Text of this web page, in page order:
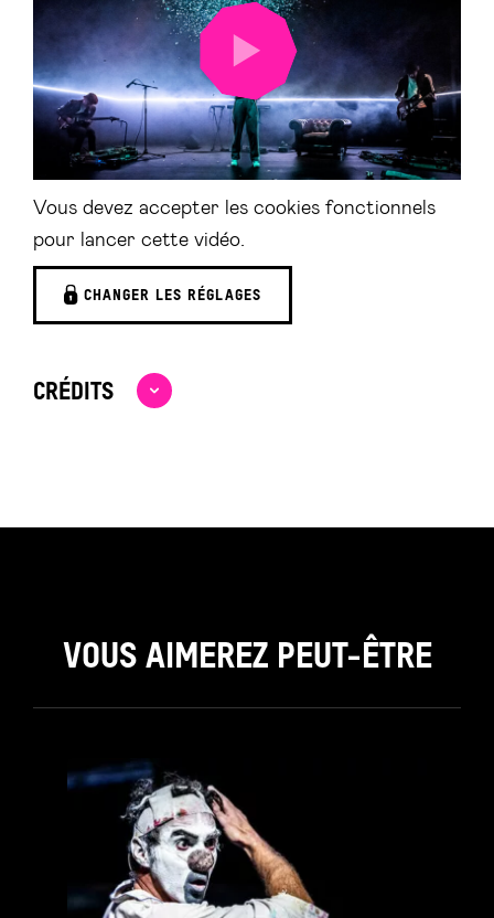
LANCER
VIDÉO
Vous devez accepter les cookies fonctionnels
pour lancer cette vidéo.
CHANGER LES RÉGLAGES
CRÉDITS
VOUS AIMEREZ PEUT-ÊTRE